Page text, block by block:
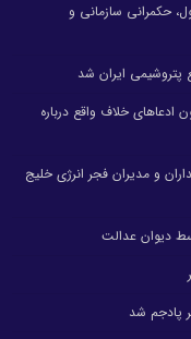
حکمرانی سازمانی و
ایران شد
خلاف واقع درباره
و مدیران فجر انرژی خلیج
دیوان عدالت
پادجم شد